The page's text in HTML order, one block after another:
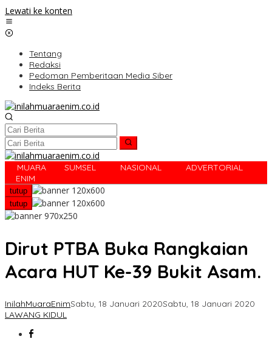
Lewati ke konten
Tentang
Redaksi
Pedoman Pemberitaan Media Siber
Indeks Berita
MUARA
ENIM
SUMSEL NASIONAL ADVERTORIAL
tutup
tutup
Dirut PTBA Buka Rangkaian
Acara HUT Ke-39 Bukit Asam.
InilahMuaraEnimSabtu, 18 Januari 2020Sabtu, 18 Januari 2020
LAWANG KIDUL